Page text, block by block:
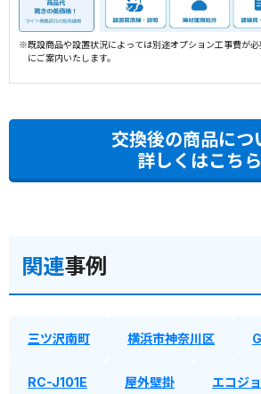
※既設商品や設置状況によっては別途オプション工事費が
にご案内いたします。
交換後の商品につ
詳しくはこちら
関連事例
三ツ沢南町 横浜市神奈川区
RC-J101E 屋外壁掛 エコジ